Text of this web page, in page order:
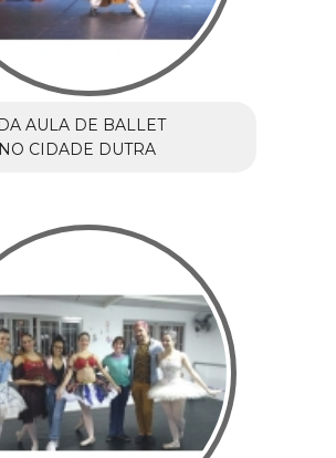
AULA DE BALLET
CIDADE DUTRA